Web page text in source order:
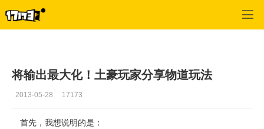
将输出最大化！土豪玩家分享物道玩法
2013-05-28 17173
首先，我想说明的是：